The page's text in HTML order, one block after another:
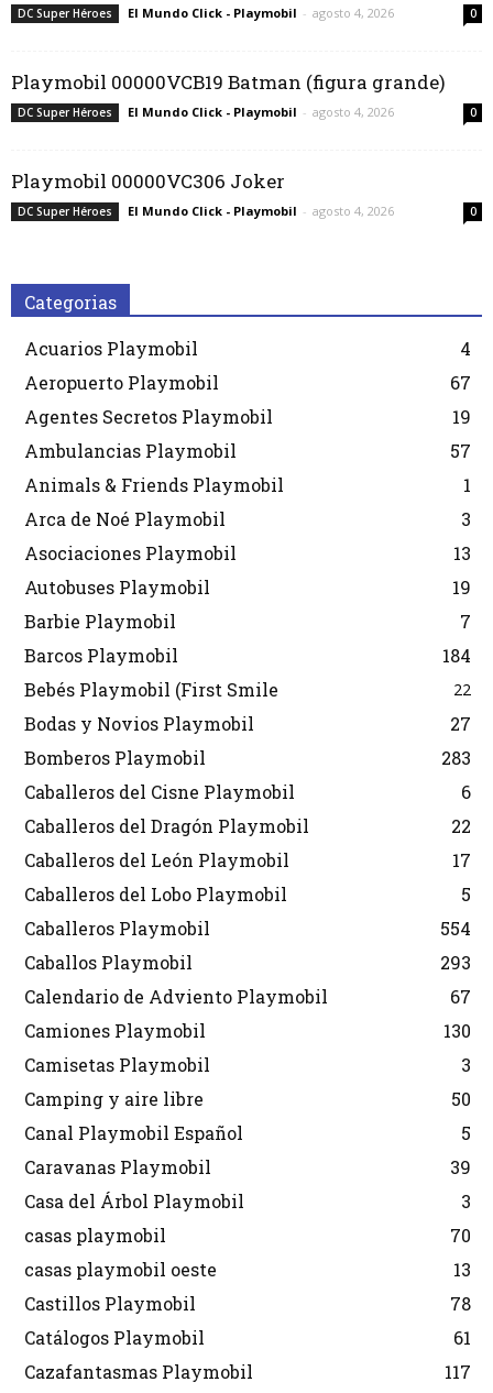
DC Super Héroes El Mundo Click - Playmobil - agosto 4, 2026 0
Playmobil 00000VCB19 Batman (figura grande)
DC Super Héroes El Mundo Click - Playmobil - agosto 4, 2026 0
Playmobil 00000VC306 Joker
DC Super Héroes El Mundo Click - Playmobil - agosto 4, 2026 0
Categorias
Acuarios Playmobil
4
Aeropuerto Playmobil
67
Agentes Secretos Playmobil
19
Ambulancias Playmobil
57
Animals & Friends Playmobil
1
Arca de Noé Playmobil
3
Asociaciones Playmobil
13
Autobuses Playmobil
19
Barbie Playmobil
7
Barcos Playmobil
184
Bebés Playmobil (First Smile
22
Bodas y Novios Playmobil
27
Bomberos Playmobil
283
Caballeros del Cisne Playmobil
6
Caballeros del Dragón Playmobil
22
Caballeros del León Playmobil
17
Caballeros del Lobo Playmobil
5
Caballeros Playmobil
554
Caballos Playmobil
293
Calendario de Adviento Playmobil
67
Camiones Playmobil
130
Camisetas Playmobil
3
Camping y aire libre
50
Canal Playmobil Español
5
Caravanas Playmobil
39
Casa del Árbol Playmobil
3
casas playmobil
70
casas playmobil oeste
13
Castillos Playmobil
78
Catálogos Playmobil
61
Cazafantasmas Playmobil
117